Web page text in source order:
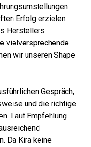
Erfolg erzielen.
Herstellers
vielversprechende
wir unseren Shape
Gespräch,
und die richtige
Laut Empfehlung
Da Kira keine